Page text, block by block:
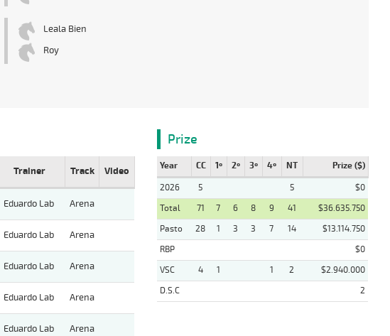
Leala Bien
Roy
Trainer Track Video
Eduardo Lab Arena
Eduardo Lab Arena
Eduardo Lab Arena
Eduardo Lab Arena
Eduardo Lab Arena
Prize
Year CC 1º 2º 3º 4º NT Prize ($)
2026 5 5
$0
Total
71 7 6 8 9 41
$36.635.750
Pasto
28 1 3 3 7 14
$13.114.750
RBP
$0
VSC
4 1 1 2
$2.940.000
D.S.C
2